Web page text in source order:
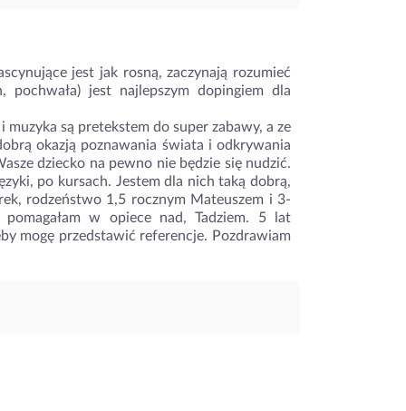
jest jak rosną, zaczynają rozumieć
jest najlepszym dopingiem dla
są pretekstem do super zabawy, a ze
okazją poznawania świata i odkrywania
dziecko na pewno nie będzie się nudzić.
po kursach. Jestem dla nich taką dobrą,
rodzeństwo 1,5 rocznym Mateuszem i 3-
w opiece nad, Tadziem. 5 lat
mogę przedstawić referencje. Pozdrawiam